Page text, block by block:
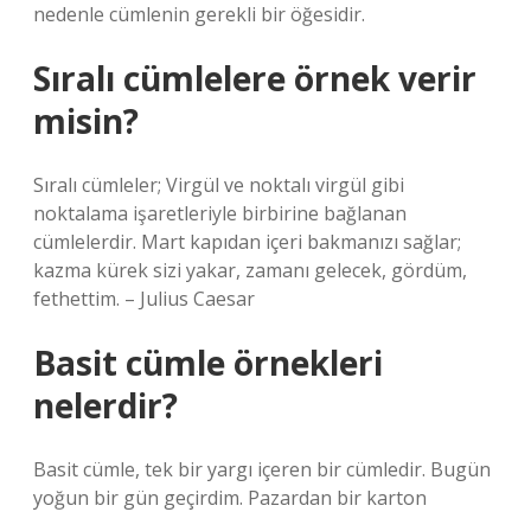
nedenle cümlenin gerekli bir öğesidir.
Sıralı cümlelere örnek verir
misin?
Sıralı cümleler; Virgül ve noktalı virgül gibi
noktalama işaretleriyle birbirine bağlanan
cümlelerdir. Mart kapıdan içeri bakmanızı sağlar;
kazma kürek sizi yakar, zamanı gelecek, gördüm,
fethettim. – Julius Caesar
Basit cümle örnekleri
nelerdir?
Basit cümle, tek bir yargı içeren bir cümledir. Bugün
yoğun bir gün geçirdim. Pazardan bir karton